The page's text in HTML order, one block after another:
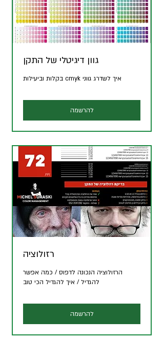
גוון דיגיטלי של התקן
איך לשדרג גווני cmyk בקלות וביעילות
להרשמה
רזולוציה
הרזולוציה הנכונה לדפוס / כמה אפשר
להגדיל / איך להגדיל הכי טוב
להרשמה